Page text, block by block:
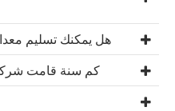
هل يمكنك تسليم
كم سنة قامت